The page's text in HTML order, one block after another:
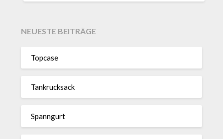
NEUESTE BEITRÄGE
Topcase
Tan­kruck­sack
Spann­gurt